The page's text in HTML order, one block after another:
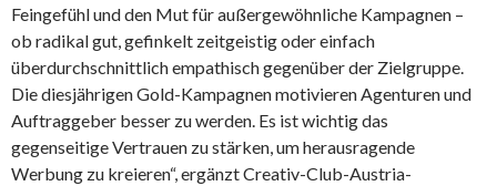
Feingefühl und den Mut für außergewöhnliche Kampagnen –
ob radikal gut, gefinkelt zeitgeistig oder einfach
überdurchschnittlich empathisch gegenüber der Zielgruppe.
Die diesjährigen Gold-Kampagnen motivieren Agenturen und
Auftraggeber besser zu werden. Es ist wichtig das
gegenseitige Vertrauen zu stärken, um herausragende
Werbung zu kreieren“, ergänzt Creativ-Club-Austria-